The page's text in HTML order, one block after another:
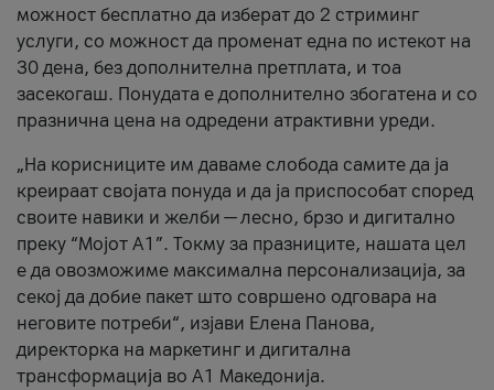
можност бесплатно да изберат до 2 стриминг
услуги, со можност да променат една по истекот на
30 дена, без дополнителна претплата, и тоа
засекогаш. Понудата е дополнително збогатена и со
празнична цена на одредени атрактивни уреди.
„На корисниците им даваме слобода самите да ја
креираат својата понуда и да ја приспособат според
своите навики и желби — лесно, брзо и дигитално
преку “Мојот А1”. Токму за празниците, нашата цел
е да овозможиме максимална персонализација, за
секој да добие пакет што совршено одговара на
неговите потреби“, изјави Елена Панова,
директорка на маркетинг и дигитална
трансформација во А1 Македонија.